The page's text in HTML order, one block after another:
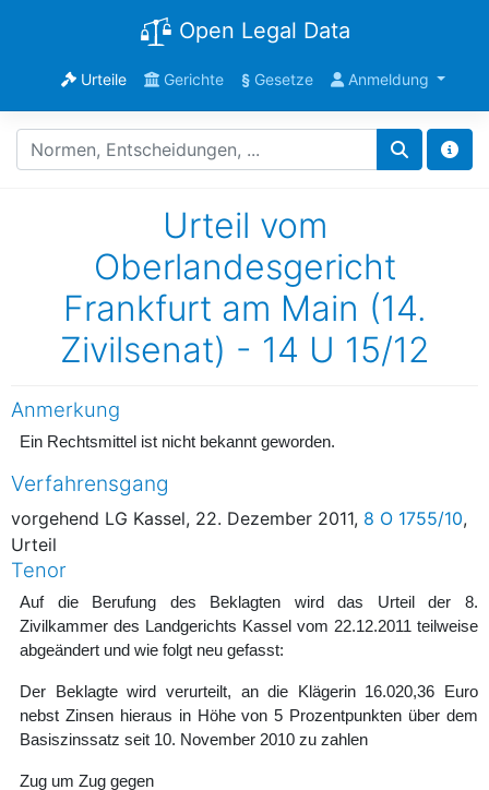
Open Legal Data
Urteile Gerichte §Gesetze Anmeldung
Urteil vom
Oberlandesgericht
Frankfurt am Main (14.
Zivilsenat) - 14 U 15/12
Anmerkung
Ein Rechtsmittel ist nicht bekannt geworden.
Verfahrensgang
vorgehend LG Kassel, 22. Dezember 2011, 8 O 1755/10,
Urteil
Tenor
Auf die Berufung des Beklagten wird das Urteil der 8.
Zivilkammer des Landgerichts Kassel vom 22.12.2011 teilweise
abgeändert und wie folgt neu gefasst:
Der Beklagte wird verurteilt, an die Klägerin 16.020,36 Euro
nebst Zinsen hieraus in Höhe von 5 Prozentpunkten über dem
Basiszinssatz seit 10. November 2010 zu zahlen
Zug um Zug gegen